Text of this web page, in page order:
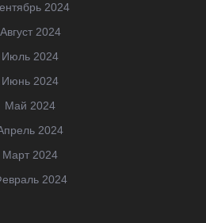
2024
Август 2024
Июль 2024
Июнь 2024
Май 2024
2024
Март 2024
2024